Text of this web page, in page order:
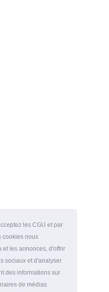
les CGU et par
cookies nous
et les annonces, d'offrir
sociaux et d'analyser
des informations sur
de médias